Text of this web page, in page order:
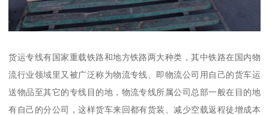
货运专线有国家重载铁路和地方铁路两大种类，其中铁路在国内物
流行业领域里又被广泛称为物流专线、即物流公司用自己的货车运
送物品至其它的专线目的地，物流专线所属公司总部一般在目的地
有自己的分公司，这样货车来回都有货装、减少空载返程徒增成本